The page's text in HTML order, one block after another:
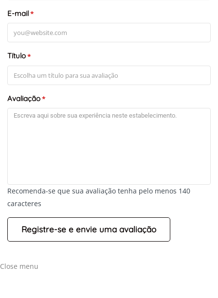
Leaflet
E-mail*
Título*
Avaliação*
Recomenda-se que sua avaliação tenha pelo menos 140
caracteres
Close menu